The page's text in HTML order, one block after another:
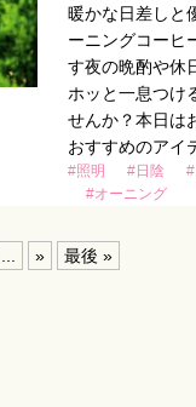
暖かな日差しと
ーニングコーヒ
す夜の晩酌や休
ホッと一息つけ
せんか？本日は
おすすめのアイ
#照明 #日陰
#オーニング
» 最後 »